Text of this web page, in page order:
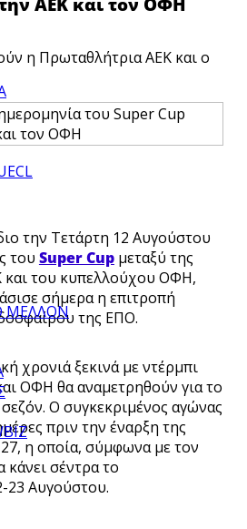
ΜΕΛΛΟΝ
η Πρωταθλήτρια ΑΕΚ και ο
την Τετάρτη 12 Αυγούστου
του Super Cupμεταξύ της
και του κυπελλούχου ΟΦΗ,
σήμερα η επιτροπή
της ΕΠΟ.
χρονιά ξεκινά με ντέρμπι
ΟΦΗ θα αναμετρηθούν για το
Ο συγκεκριμένος αγώνας
πριν την έναρξη της
η οποία, σύμφωνα με τον
σέντρα το
23 Αυγούστου.